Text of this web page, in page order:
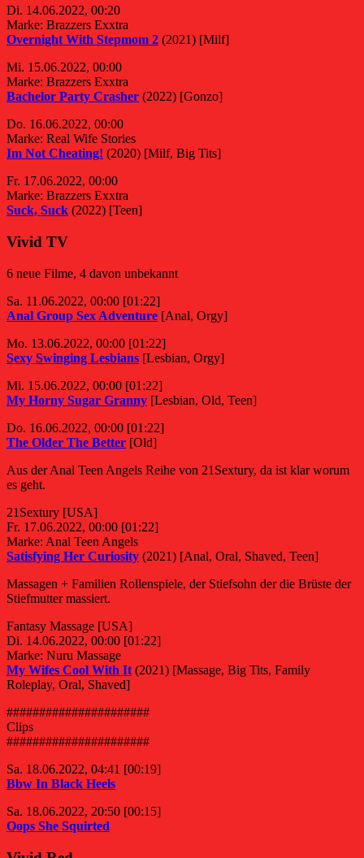
Di. 14.06.2022, 00:20
Marke: Brazzers Exxtra
Overnight With Stepmom 2 (2021) [Milf]
Mi. 15.06.2022, 00:00
Marke: Brazzers Exxtra
Bachelor Party Crasher (2022) [Gonzo]
Do. 16.06.2022, 00:00
Marke: Real Wife Stories
Im Not Cheating! (2020) [Milf, Big Tits]
Fr. 17.06.2022, 00:00
Marke: Brazzers Exxtra
Suck, Suck (2022) [Teen]
Vivid TV
6 neue Filme, 4 davon unbekannt
Sa. 11.06.2022, 00:00 [01:22]
Anal Group Sex Adventure [Anal, Orgy]
Mo. 13.06.2022, 00:00 [01:22]
Sexy Swinging Lesbians [Lesbian, Orgy]
Mi. 15.06.2022, 00:00 [01:22]
My Horny Sugar Granny [Lesbian, Old, Teen]
Do. 16.06.2022, 00:00 [01:22]
The Older The Better [Old]
Aus der Anal Teen Angels Reihe von 21Sextury, da ist klar worum
es geht.
21Sextury [USA]
Fr. 17.06.2022, 00:00 [01:22]
Marke: Anal Teen Angels
Satisfying Her Curiosity (2021) [Anal, Oral, Shaved, Teen]
Massagen + Familien Rollenspiele, der Stiefsohn der die Brüste der
Stiefmutter massiert.
Fantasy Massage [USA]
Di. 14.06.2022, 00:00 [01:22]
Marke: Nuru Massage
My Wifes Cool With It (2021) [Massage, Big Tits, Family
Roleplay, Oral, Shaved]
######################
Clips
######################
Sa. 18.06.2022, 04:41 [00:19]
Bbw In Black Heels
Sa. 18.06.2022, 20:50 [00:15]
Oops She Squirted